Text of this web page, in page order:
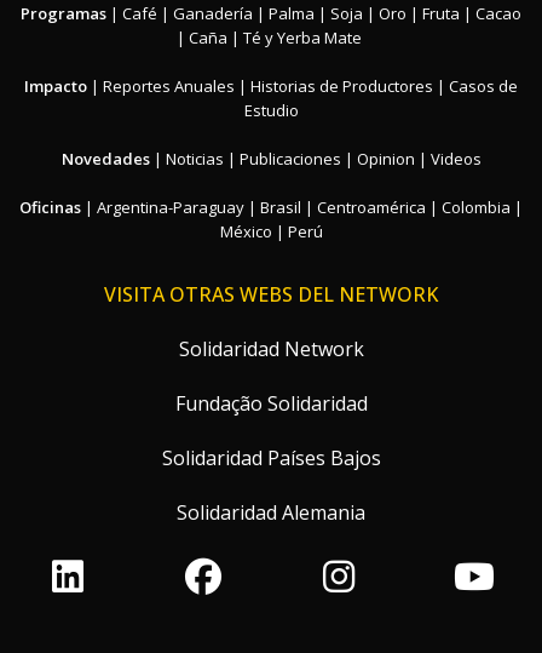
Programas | Café | Ganadería | Palma | Soja | Oro | Fruta | Cacao
| Caña | Té y Yerba Mate
Impacto | Reportes Anuales | Historias de Productores | Casos de
Estudio
Novedades| Noticias | Publicaciones | Opinion | Videos
Oficinas | Argentina-Paraguay | Brasil | Centroamérica | Colombia |
México | Perú
VISITA OTRAS WEBS DEL NETWORK
Solidaridad Network
Fundação Solidaridad
Solidaridad Países Bajos
Solidaridad Alemania